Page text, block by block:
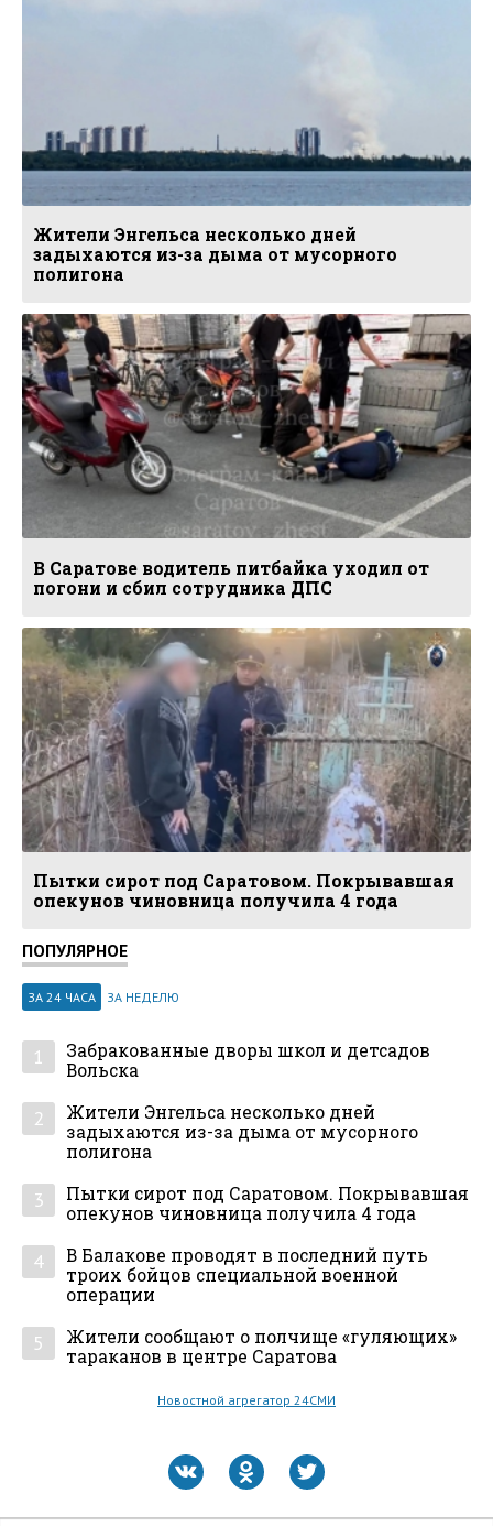
Жители Энгельса несколько дней
задыхаются из-за дыма от мусорного
полигона
В Саратове водитель питбайка уходил от
погони и сбил сотрудника ДПС
Пытки сирот под Саратовом. Покрывавшая
опекунов чиновница получила 4 года
ПОПУЛЯРНОЕ
ЗА 24 ЧАСА ЗА НЕДЕЛЮ
1
Забракованные дворы школ и детсадов
Вольска
2
Жители Энгельса несколько дней
задыхаются из-за дыма от мусорного
полигона
3
Пытки сирот под Саратовом. Покрывавшая
опекунов чиновница получила 4 года
4
В Балакове проводят в последний путь
троих бойцов специальной военной
операции
5
Жители сообщают о полчище «гуляющих»
тараканов в центре Саратова
Новостной агрегатор 24СМИ